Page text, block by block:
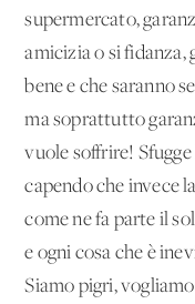
supermercato,
amicizia o si fidanza,
bene e che saranno
ma soprattutto
vuole soffrire!
capendo che invece
come ne fa parte il
e ogni cosa che è
Siamo pigri,